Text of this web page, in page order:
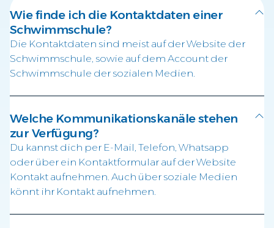
Wie finde ich die Kontaktdaten einer
Schwimmschule?
Die Kontaktdaten sind meist auf der Website der
Schwimmschule, sowie auf dem Account der
Schwimmschule der sozialen Medien.
Welche Kommunikationskanäle stehen
zur Verfügung?
Du kannst dich per E-Mail, Telefon, Whatsapp
oder über ein Kontaktformular auf der Website
Kontakt aufnehmen. Auch über soziale Medien
könnt ihr Kontakt aufnehmen.